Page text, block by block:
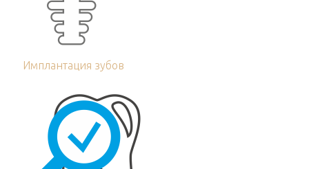
Имплантация зубов